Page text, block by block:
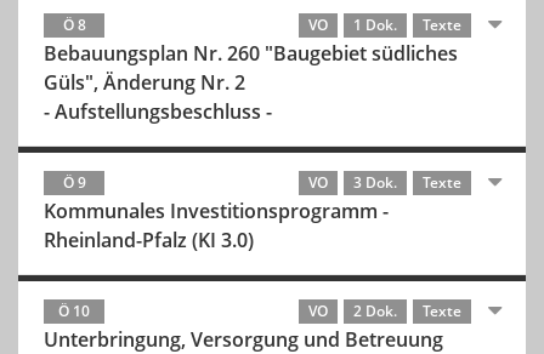
Ö 8 VO 1 Dok. Texte
Bebauungsplan Nr. 260 "Baugebiet südliches
Güls", Änderung Nr. 2
- Aufstellungsbeschluss -
Ö 9 VO 3 Dok. Texte
Kommunales Investitionsprogramm -
Rheinland-Pfalz (KI 3.0)
Ö 10 VO 2 Dok. Texte
Unterbringung, Versorgung und Betreuung